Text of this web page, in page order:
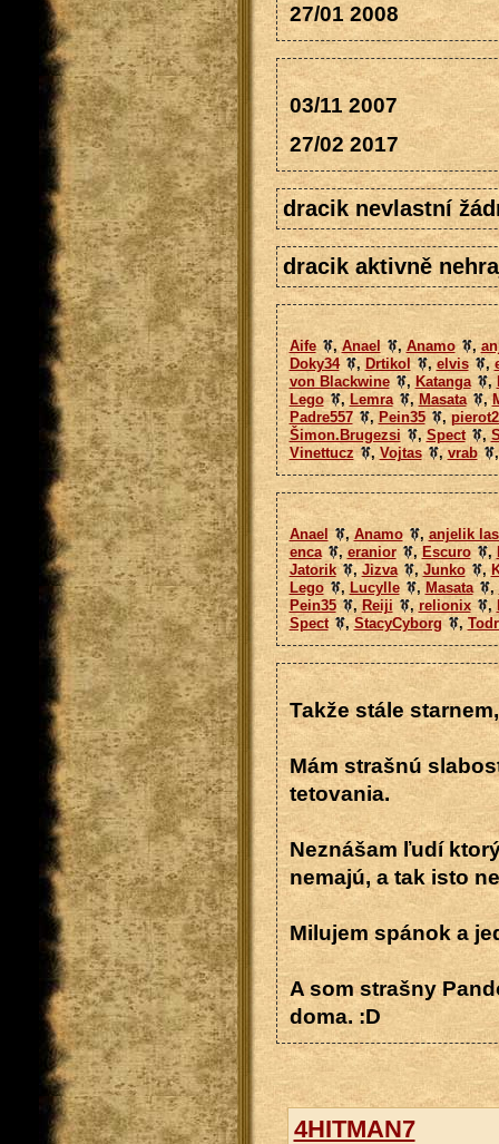
27/01 2008
03/11 2007
27/02 2017
dracik nevlastní
dracik aktivně
Aife ,Anael , Anamo ,
Doky34
, Drtikol , elvis ,
von Blackwine
, Katanga ,
Lego
, Lemra , Masata ,
Padre557
, Pein35 ,
Šimon.Brugezsi
, Spect ,
Vinettucz
, Vojtas ,vrab
Anael , Anamo , anjelik
enca
, eranior , Escuro ,
Jatorik
, Jizva ,Junko ,
Lego
, Lucylle , Masata ,
Pein35
, Reiji , relionix ,
Spect
, StacyCyborg ,
Takže stále
Mám strašnú
tetovania.
Neznášam ľudí
nemajú, a tak isto
Milujem spánok a
A som strašny
doma. :D
4HITMAN7